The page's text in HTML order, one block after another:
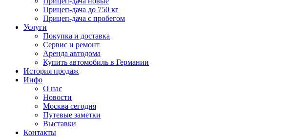
Прицеп-дача до 750 кг
Прицеп-дача с пробегом
Услуги
Покупка и доставка
Сервис и ремонт
Аренда автодома
Купить автомобиль в Германии
История продаж
Инфо
О нас
Новости
Москва сегодня
Путевые заметки
Выставки
Контакты